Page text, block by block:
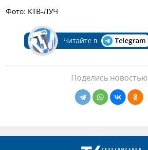
Фото: КТВ-ЛУЧ
Читайте в Telegram
Поделись новостью